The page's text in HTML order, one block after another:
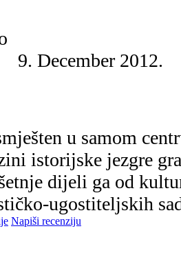
9. December
u samom
istorijske jezgre
dijeli ga od
ugostiteljskih
Napiši recenziju